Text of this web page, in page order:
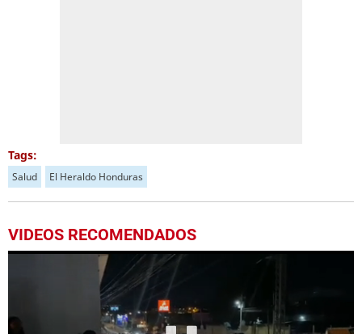
Tags:
Salud El Heraldo Honduras
VIDEOS RECOMENDADOS